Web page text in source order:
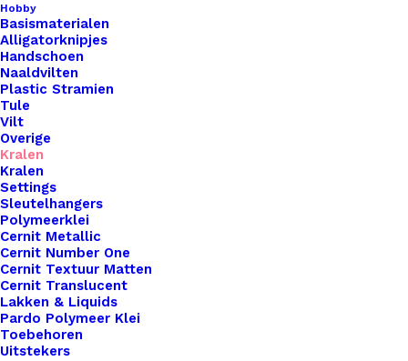
Hobby
Basismaterialen
Alligatorknipjes
Handschoen
Naaldvilten
Plastic Stramien
Tule
Vilt
Overige
Kralen
Kralen
Settings
Sleutelhangers
Polymeerklei
Cernit Metallic
Cernit Number One
Cernit Textuur Matten
Cernit Translucent
Lakken & Liquids
Pardo Polymeer Klei
Toebehoren
Uitstekers
Modelleer Penselen Set 5 Stuks
€7,95